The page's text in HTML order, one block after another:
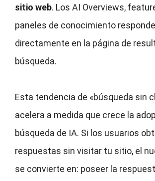
sitio web. Los AI Overviews,
paneles de conocimiento
directamente en la página de
búsqueda.
Esta tendencia de «búsqueda sin
acelera a medida que crece la
búsqueda de IA. Si los usuarios
respuestas sin visitar tu sitio, el
se convierte en: poseer la